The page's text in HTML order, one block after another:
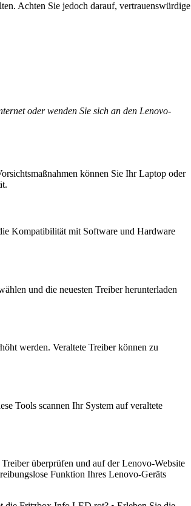
Achten Sie jedoch darauf, vertrauenswürdige
oder wenden Sie sich an den Lenovo-
können Sie Ihr Laptop oder
Kompatibilität mit Software und Hardware
und die neuesten Treiber herunterladen
werden. Veraltete Treiber können zu
Tools scannen Ihr System auf veraltete
überprüfen und auf der Lenovo-Website
Funktion Ihres Lenovo-Geräts